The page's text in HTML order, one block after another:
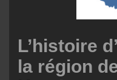
L’histoire
la région